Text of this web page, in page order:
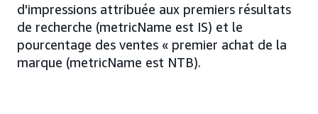
d'impressions attribuée aux premiers résultats
de recherche (metricName est IS) et le
pourcentage des ventes « premier achat de la
marque (metricName est NTB).